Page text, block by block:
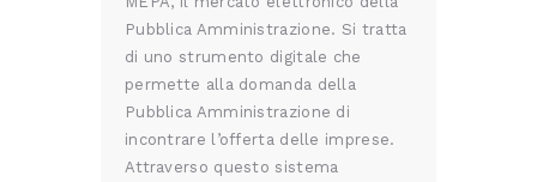
Pubblica Amministrazione. Si tratta
di uno strumento digitale che
permette alla domanda della
Pubblica Amministrazione di
incontrare l’offerta delle imprese.
Attraverso questo sistema